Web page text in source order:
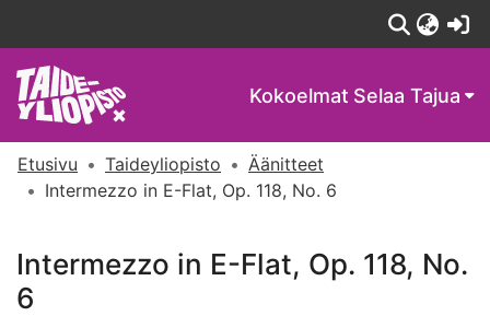
Kokoelmat Selaa Tajua
Etusivu Taideyliopisto
Äänitteet
Intermezzo in E-Flat, Op. 118, No. 6
Intermezzo in E-Flat, Op. 118, No.
6